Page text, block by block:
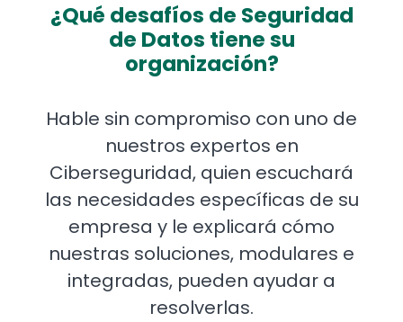
¿Qué desafíos de Seguridad
de Datos tiene su
organización?
Hable sin compromiso con uno de
nuestros expertos en
Ciberseguridad, quien escuchará
las necesidades específicas de su
empresa y le explicará cómo
nuestras soluciones, modulares e
integradas, pueden ayudar a
resolverlas.